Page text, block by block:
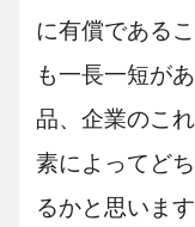
に有償である
も一長一短が
品、企業のこ
素によってど
るかと思います